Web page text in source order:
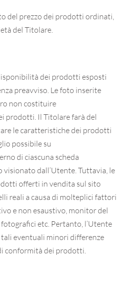
del prezzo dei prodotti ordinati,
del Titolare.
dei prodotti esposti
preavviso. Le foto inserite
non costituire
prodotti. Il Titolare farà del
le caratteristiche dei prodotti
possibile su
di ciascuna scheda
dall’Utente. Tuttavia, le
offerti in vendita sul sito
reali a causa di molteplici fattori
e non esaustivo, monitor del
etc. Pertanto, l’Utente
eventuali minori differenze
conformità dei prodotti.